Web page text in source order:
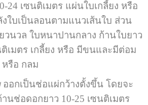
24 เซนติเมตร แผ่นใบเกลี้ยง หรือ
ใบเป็นลอนตามแนวเส้นใบ ส่วน
วนวล ใบหนาปานกลาง ก้านใบยาว
เมตร เกลี้ยง หรือ มีขนและมีต่อม
หรือ กลม
ออกเป็นช่อแผ่กว้างตั้งขึ้น โดยจะ
นช่อดอกยาว 10-25 เซนติเมตร